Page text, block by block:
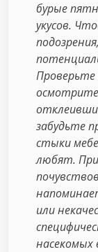
бурые
укусов.
Проверьте
осмотрите
забудьте
стыки
любят.
или
насекомых